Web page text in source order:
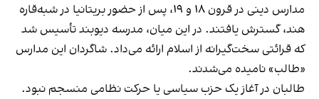
مدارس دینی در قرون ۱۸ و ۱۹، پس از حضور بریتانیا در شبه‌قاره
هند، گسترش یافتند. در این میان، مدرسه دیوبند تأسیس شد
که قرائتی سخت‌گیرانه از اسلام ارائه می‌داد. شاگردان این مدارس
«طالب» نامیده می‌شدند.
طالبان در آغاز یک حزب سیاسی یا حرکت نظامی منسجم نبود.